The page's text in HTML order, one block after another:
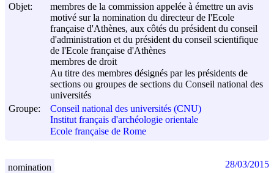
Objet:
membres de la commission appelée à émettre un avis
motivé sur la nomination du directeur de l'Ecole
française d'Athènes, aux côtés du président du conseil
d'administration et du président du conseil scientifique
de l'Ecole française d'Athènes
membres de droit
Au titre des membres désignés par les présidents de
sections ou groupes de sections du Conseil national des
universités
Groupe:
Conseil national des universités (CNU)
Institut français d'archéologie orientale
Ecole française de Rome
nomination 28/03/2015